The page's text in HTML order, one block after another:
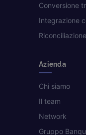
Conversione
Integrazione
Azienda
Chi siamo
Il team
Network
Gruppo